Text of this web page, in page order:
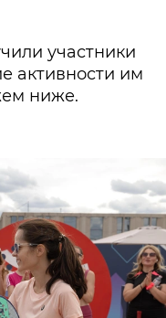
участники
активности им
ниже.